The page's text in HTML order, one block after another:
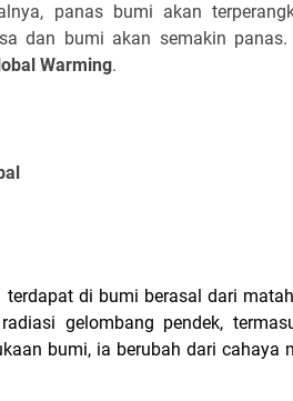
panas bumi akan
dan bumi akan semakin
Warming.
terdapat di bumi berasal dari
gelombang pendek,
bumi, ia berubah dari cahaya